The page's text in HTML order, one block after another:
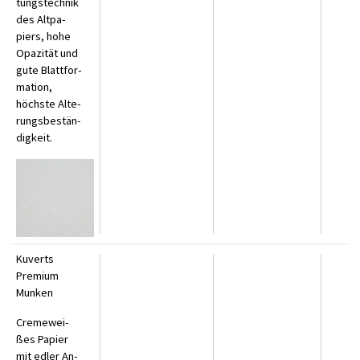
des Alt­pa­
piers, ho­he
Opa­zi­tät und
gu­te Blatt­for­
ma­ti­on,
höchs­te Al­te­
rungs­be­stän­
dig­keit.
Kuverts
Premium
Munken
Creme­wei­
ßes Pa­pier
mit ed­ler An­